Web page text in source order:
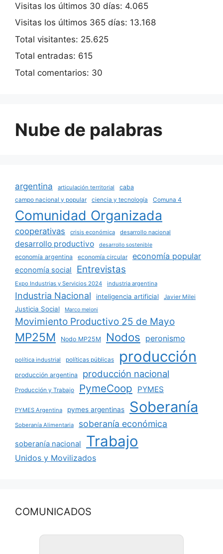
Visitas los últimos 30 días: 4.065
Visitas los últimos 365 días: 13.168
Total visitantes: 25.625
Total entradas: 615
Total comentarios: 30
Nube de palabras
argentina articulación territorial
caba
campo nacional y popular
ciencia y tecnología Comuna 4
Comunidad Organizada
cooperativas crisis económica desarrollo nacional
desarrollo productivo desarrollo sostenible
economía argentina economía circular economía popular
economía social Entrevistas
Expo Industrias y Servicios 2024 industria argentina
Industria Nacional inteligencia artificial Javier Milei
Justicia Social Marco meloni
Movimiento Productivo 25 de Mayo
MP25M Nodo MP25M Nodos peronismo
política industrial políticas públicas producción
producción argentina producción nacional
Producción y Trabajo PymeCoop PYMES
PYMES Argentina pymes argentinas Soberanía
Soberanía Alimentaria soberanía económica
soberanía nacional Trabajo
Unidos y Movilizados
COMUNICADOS